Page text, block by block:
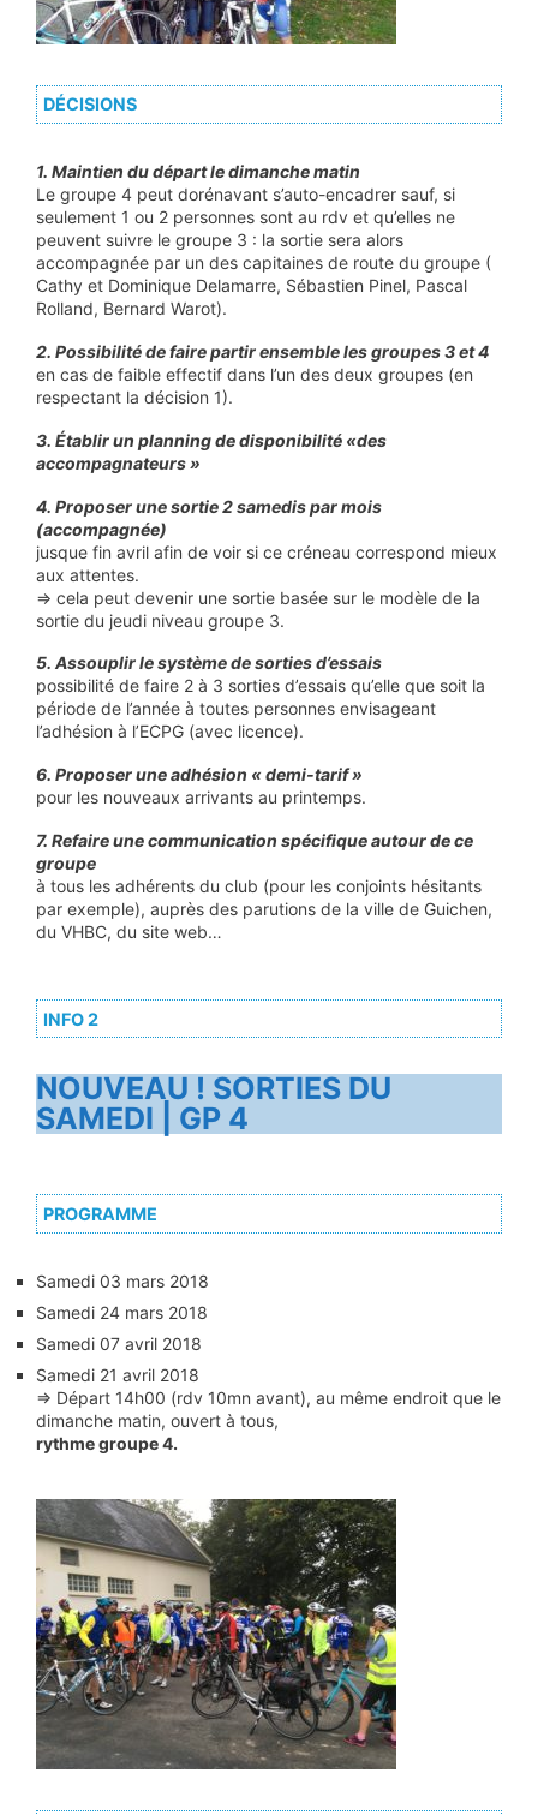
​​DÉCISIONS
1. Maintien du départ le dimanche matin
Le groupe 4 peut dorénavant s’auto-encadrer sauf, si
seulement 1 ou 2 personnes sont au rdv et qu’elles ne
peuvent suivre le groupe 3 : la sortie sera alors
accompagnée par un des capitaines de route du groupe (
Cathy et Dominique Delamarre, Sébastien Pinel, Pascal
Rolland, Bernard Warot).
2. Possibilité de faire partir ensemble les groupes 3 et 4
en cas de faible effectif dans l’un des deux groupes (en
respectant la décision 1).
3. Établir un planning de disponibilité «des
accompagnateurs »
4. Proposer une sortie 2 samedis par mois
(accompagnée)
jusque fin avril afin de voir si ce créneau correspond mieux
aux attentes.
=> cela peut devenir une sortie basée sur le modèle de la
sortie du jeudi niveau groupe 3.
5. Assouplir le système de sorties d’essais
possibilité de faire 2 à 3 sorties d’essais qu’elle que soit la
période de l’année à toutes personnes envisageant
l’adhésion à l’ECPG (avec licence).
6. Proposer une adhésion « demi-tarif »
pour les nouveaux arrivants au printemps.
7. Refaire une communication spécifique autour de ce
groupe
à tous les adhérents du club (pour les conjoints hésitants
par exemple), auprès des parutions de la ville de Guichen,
du VHBC, du site web…
INFO 2
NOUVEAU ! SORTIES DU
SAMEDI | GP 4
PROGRAMME
Samedi 03 mars 2018
Samedi 24 mars 2018
Samedi 07 avril 2018
Samedi 21 avril 2018
=> Départ 14h00 (rdv 10mn avant), au même endroit que le
dimanche matin, ouvert à tous,
rythme groupe 4.